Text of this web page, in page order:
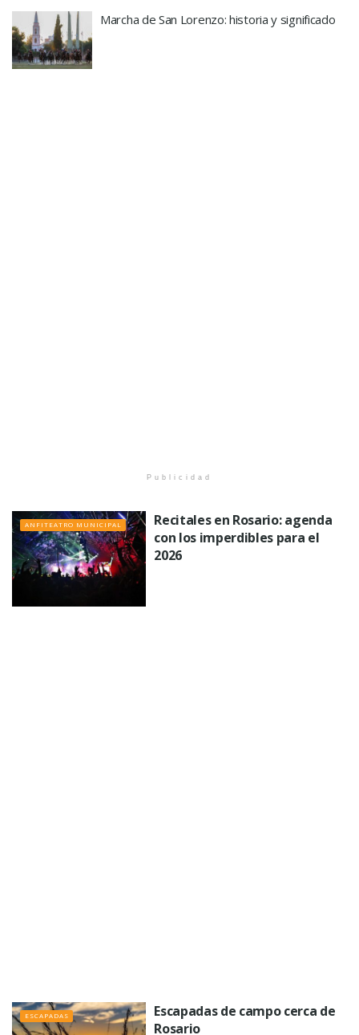
Marcha de San Lorenzo: historia y significado
Publicidad
ANFITEATRO MUNICIPAL
Recitales en Rosario: agenda
con los imperdibles para el
2026
ESCAPADAS
Escapadas de campo cerca de
Rosario